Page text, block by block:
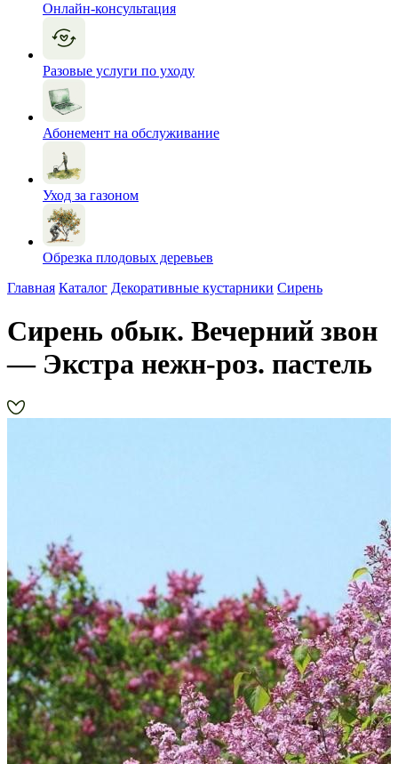
Онлайн-консультация
Разовые услуги по уходу
Абонемент на обслуживание
Уход за газоном
Обрезка плодовых деревьев
Главная Каталог Декоративные кустарники Сирень
Сирень обык. Вечерний звон
— Экстра нежн-роз. пастель